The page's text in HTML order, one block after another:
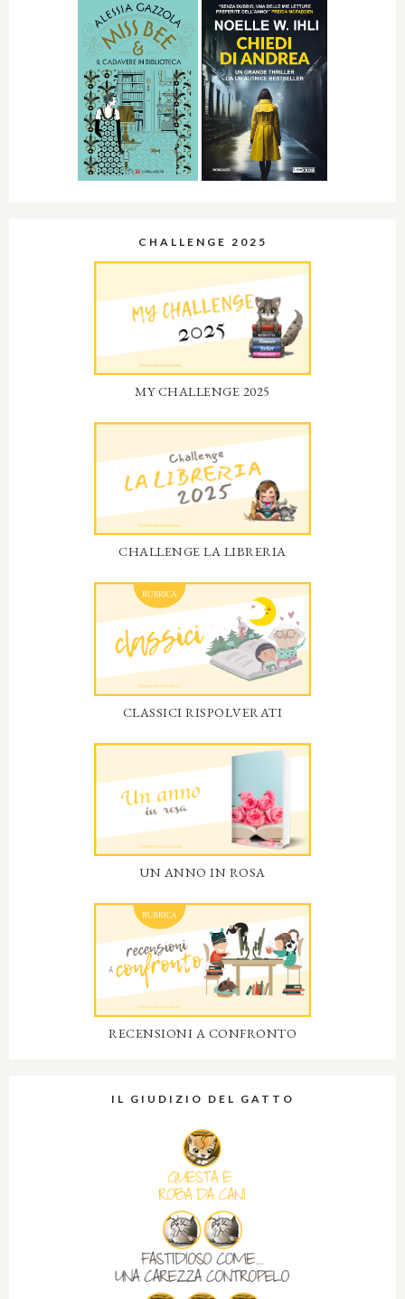
CHALLENGE 2025
MY CHALLENGE 2025
CHALLENGE LA LIBRERIA
CLASSICI RISPOLVERATI
UN ANNO IN ROSA
RECENSIONI A CONFRONTO
IL GIUDIZIO DEL GATTO